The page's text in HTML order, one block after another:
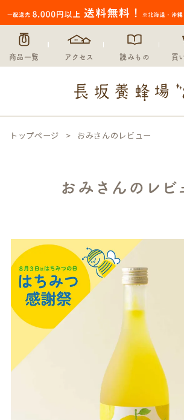
商品一覧 アクセス 読みもの 買
トップページ おみさんのレビュー
おみさんのレビ